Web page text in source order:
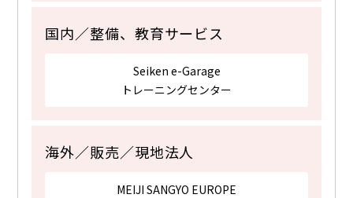
国内／整備、教育サービス
Seiken e-Garage
トレーニングセンター
海外／販売／現地法人
MEIJI SANGYO EUROPE